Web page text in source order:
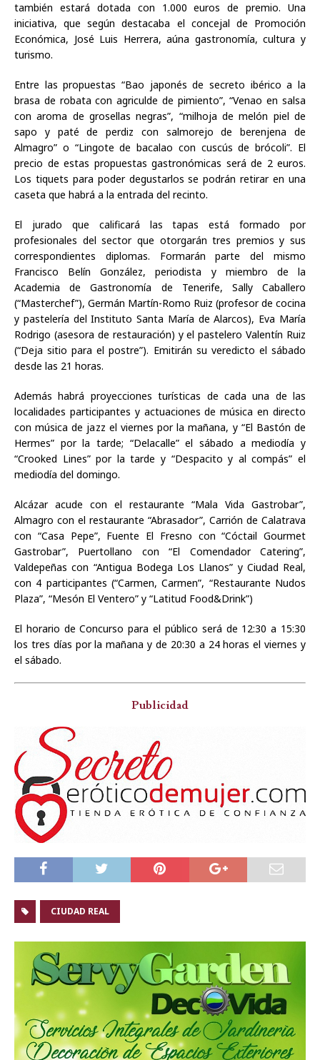
también estará dotada con 1.000 euros de premio. Una
iniciativa, que según destacaba el concejal de Promoción
Económica, José Luis Herrera, aúna gastronomía, cultura y
turismo.
Entre las propuestas “Bao japonés de secreto ibérico a la
brasa de robata con agriculde de pimiento”, “Venao en salsa
con aroma de grosellas negras”, “milhoja de melón piel de
sapo y paté de perdiz con salmorejo de berenjena de
Almagro” o “Lingote de bacalao con cuscús de brócoli”. El
precio de estas propuestas gastronómicas será de 2 euros.
Los tiquets para poder degustarlos se podrán retirar en una
caseta que habrá a la entrada del recinto.
El jurado que calificará las tapas está formado por
profesionales del sector que otorgarán tres premios y sus
correspondientes diplomas. Formarán parte del mismo
Francisco Belín González, periodista y miembro de la
Academia de Gastronomía de Tenerife, Sally Caballero
(“Masterchef”), Germán Martín-Romo Ruiz (profesor de cocina
y pastelería del Instituto Santa María de Alarcos), Eva María
Rodrigo (asesora de restauración) y el pastelero Valentín Ruiz
(“Deja sitio para el postre”). Emitirán su veredicto el sábado
desde las 21 horas.
Además habrá proyecciones turísticas de cada una de las
localidades participantes y actuaciones de música en directo
con música de jazz el viernes por la mañana, y “El Bastón de
Hermes” por la tarde; “Delacalle” el sábado a mediodía y
“Crooked Lines” por la tarde y “Despacito y al compás” el
mediodía del domingo.
Alcázar acude con el restaurante “Mala Vida Gastrobar”,
Almagro con el restaurante “Abrasador”, Carrión de Calatrava
con “Casa Pepe”, Fuente El Fresno con “Cóctail Gourmet
Gastrobar”, Puertollano con “El Comendador Catering”,
Valdepeñas con “Antigua Bodega Los Llanos” y Ciudad Real,
con 4 participantes (“Carmen, Carmen”, “Restaurante Nudos
Plaza”, “Mesón El Ventero” y “Latitud Food&Drink”)
El horario de Concurso para el público será de 12:30 a 15:30
los tres días por la mañana y de 20:30 a 24 horas el viernes y
el sábado.
Publicidad
CIUDAD REAL